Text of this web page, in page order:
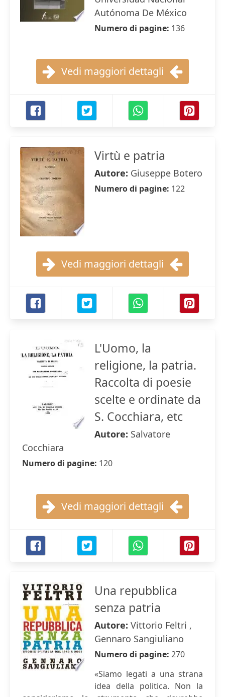
Autónoma De México
Numero di pagine: 136
Vedi maggiori dettagli
Virtù e patria
Autore: Giuseppe Botero
Numero di pagine: 122
Vedi maggiori dettagli
L'Uomo, la
religione, la patria.
Raccolta di poesie
scelte e ordinate da
S. Cocchiara, etc
Autore: Salvatore
Cocchiara
Numero di pagine: 120
Vedi maggiori dettagli
Una repubblica
senza patria
Autore: Vittorio Feltri ,
Gennaro Sangiuliano
Numero di pagine: 270
«Siamo legati a una strana
idea della politica. Non la